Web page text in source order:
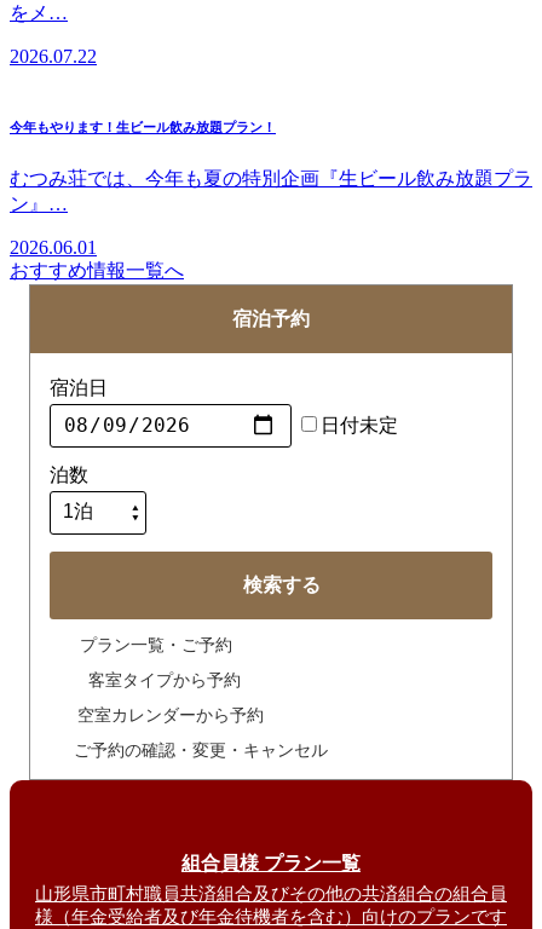
をメ…
2026.07.22
今年もやります！生ビール飲み放題プラン！
むつみ荘では、今年も夏の特別企画『生ビール飲み放題プラ
ン』…
2026.06.01
おすすめ情報一覧へ
宿泊予約
宿泊日
日付未定
泊数
検索する
プラン一覧・ご予約
客室タイプから予約
空室カレンダーから予約
ご予約の確認・変更・キャンセル
組合員様 プラン一覧
山形県市町村職員共済組合及びその他の共済組合の組合員
様（年金受給者及び年金待機者を含む）向けのプランです